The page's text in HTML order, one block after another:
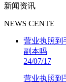
新闻资讯
NEWS CENTE
营业执照到
副本吗
24/07/17
营业执照到